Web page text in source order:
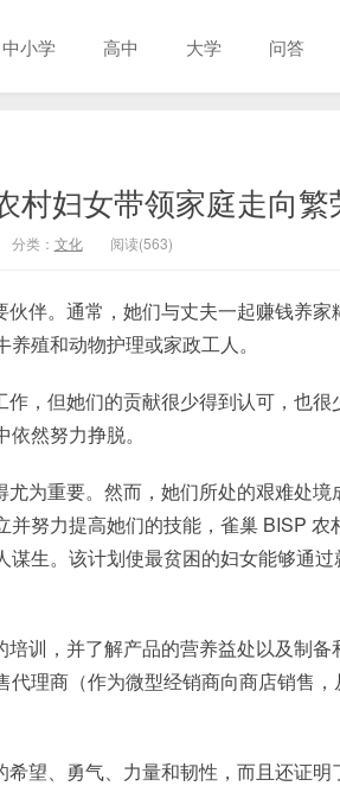
中小学 高中 大学 问答
村妇女带领家庭走向繁
分类： 文化 阅读(563)
伴。通常，她们与丈夫一起赚钱养家
殖和动物护理或家政工人。
，但她们的贡献很少得到认可，也很
然努力挣脱。
为重要。然而，她们所处的艰难处境
努力提高她们的技能，雀巢 BISP 农
生。该计划使最贫困的妇女能够通
训，并了解产品的营养益处以及制备
理商（作为微型经销商向商店销售
望、勇气、力量和韧性，而且还证明